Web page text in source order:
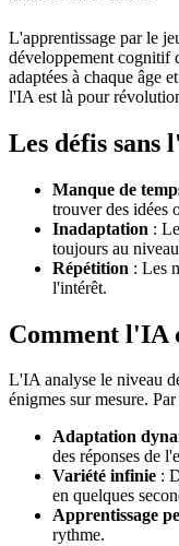
L'apprentissage par le
développement cognitif
adaptées à chaque âge
l'IA est là pour
Les défis sans
Manque de
trouver des idées
Inadaptation :
toujours au
Répétition : Les
l'intérêt.
Comment l'IA
L'IA analyse le niveau
énigmes sur mesure.
Adaptation
des réponses de
Variété infinie :
en quelques
Apprentissage
rythme.